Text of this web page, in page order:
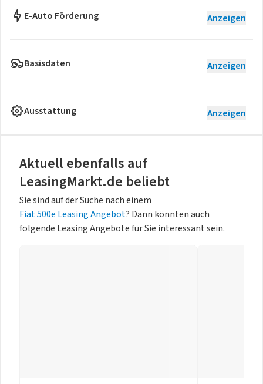
E-Auto Förderung Anzeigen
Basisdaten Anzeigen
Ausstattung Anzeigen
Aktuell ebenfalls auf
LeasingMarkt.de beliebt
Sie sind auf der Suche nach einem
Fiat 500e Leasing Angebot? Dann könnten auch
folgende Leasing Angebote für Sie interessant sein.